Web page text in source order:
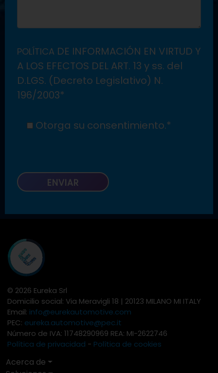
POLÍTICA DE INFORMACIÓN EN VIRTUD Y
A LOS EFECTOS DEL ART. 13 y ss. del
D.LGS. (Decreto Legislativo) N.
196/2003*
Otorga su consentimiento.*
© 2026 Eureka Srl
Domicilio social: Via Meravigli 18 | 20123 MILANO MI ITALY
Email: info@eurekautomotive.com
PEC: eureka.automotive@pec.it
Número de IVA: 11748290969 REA: MI-2622746
Política de privacidad - Política de cookies
Acerca de